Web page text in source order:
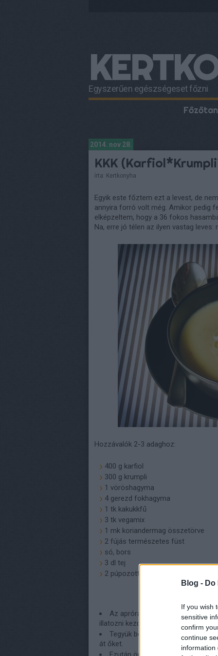
Blog -
If you wish
sensitive
confirm
continue
information
Egyszerűen egészségeset főzni
2014. nov 28.
KKK
írta: Kertkonyha
Egyik este főztem ezt a levest, de
annyira forró volt még. Amikor pedig
elképzeltem, hogy a 36 fokos
Na, erre jó télen az ilyen vastag leves:
Hozzávalók 2-3 adaghoz:
400 g karfiol
300 g krumpli
1 vöröshagyma
4 gerezd fokhagyma
1 tk kakukkfű
3 tk vegamix
1 mk koriandermag összetörve
2 fújás természetes füst
só, bors
3 dl tej
2 púpozott evőkanál sörélesztő
Az apróra vágott hagymákat
illatozni kezd, vegyük le a tűzről.
Tegyük bele az apróra
át őket.